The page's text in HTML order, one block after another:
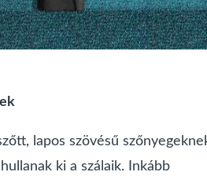
lapos szövésű
ki a szálaik. Inkább